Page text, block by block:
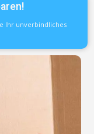
Ihr unverbindliches